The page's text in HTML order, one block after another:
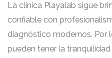
La clínica Playalab sigue
confiable con
diagnóstico modernos. Por
pueden tener la